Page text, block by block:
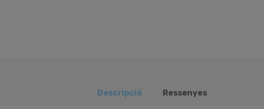
Descripció Ressenyes